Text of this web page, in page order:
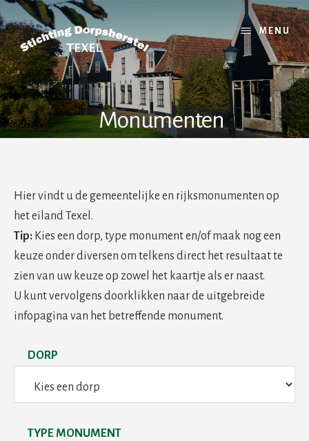
MENU
Monumenten
Hier vindt u de gemeentelijke en rijksmonumenten op
het eiland Texel.
Tip: Kies een dorp, type monument en/of maak nog een
keuze onder diversen om telkens direct het resultaat te
zien van uw keuze op zowel het kaartje als er naast.
U kunt vervolgens doorklikken naar de uitgebreide
infopagina van het betreffende monument.
DORP
TYPE MONUMENT